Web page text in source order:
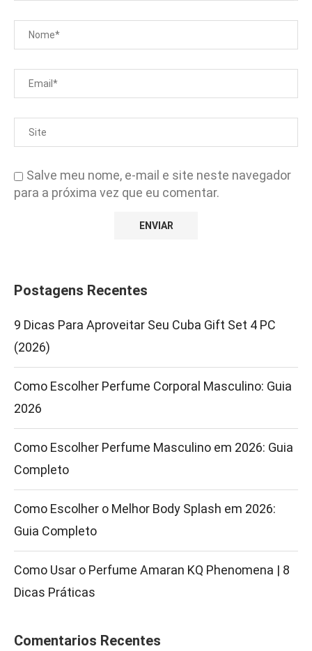
Salve meu nome, e-mail e site neste navegador
para a próxima vez que eu comentar.
Postagens Recentes
9 Dicas Para Aproveitar Seu Cuba Gift Set 4 PC
(2026)
Como Escolher Perfume Corporal Masculino: Guia
2026
Como Escolher Perfume Masculino em 2026: Guia
Completo
Como Escolher o Melhor Body Splash em 2026:
Guia Completo
Como Usar o Perfume Amaran KQ Phenomena | 8
Dicas Práticas
Comentarios Recentes